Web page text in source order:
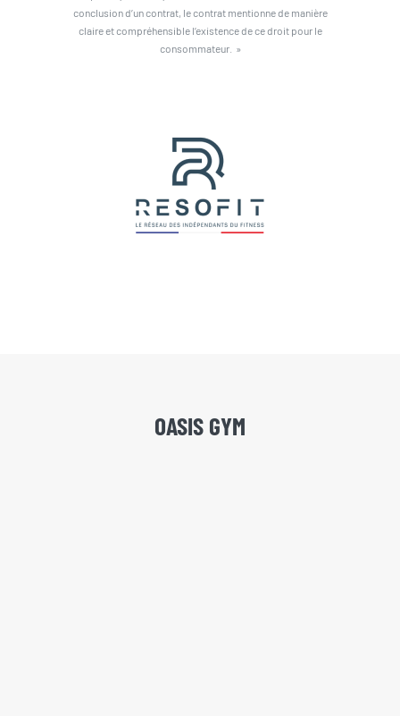
conclusion d’un contrat, le contrat mentionne de manière
claire et compréhensible l’existence de ce droit pour le
consommateur. »
OASIS GYM